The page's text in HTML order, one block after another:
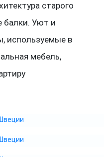
старого
балки. Уют и
используемые в
мебель,